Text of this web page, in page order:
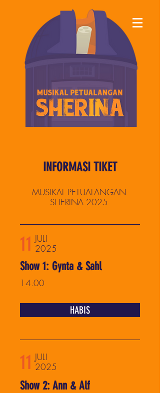
INFORMASI TIKET
MUSIKAL PETUALANGAN
SHERINA 2025
11 JULI
2025
Show 1: Gynta & Sahl
14.00
HABIS
11 JULI
2025
Show 2: Ann & Alf